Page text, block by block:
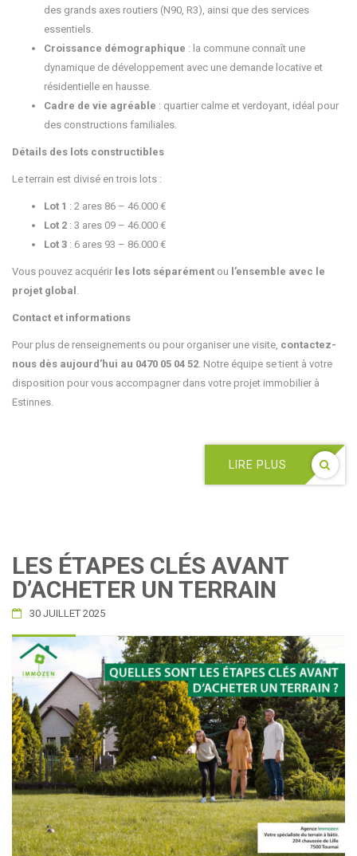
des grands axes routiers (N90, R3), ainsi que des services
essentiels.
Croissance démographique : la commune connaît une
dynamique de développement avec une demande locative et
résidentielle en hausse.
Cadre de vie agréable : quartier calme et verdoyant, idéal pour
des constructions familiales.
Détails des lots constructibles
Le terrain est divisé en trois lots :
Lot 1 : 2 ares 86 – 46.000 €
Lot 2 : 3 ares 09 – 46.000 €
Lot 3 : 6 ares 93 – 86.000 €
Vous pouvez acquérir les lots séparément ou l’ensemble avec le
projet global .
Contact et informations
Pour plus de renseignements ou pour organiser une visite, contactez-
nous dès aujourd’hui au 0470 05 04 52. Notre équipe se tient à votre
disposition pour vous accompagner dans votre projet immobilier à
Estinnes.
LIRE PLUS
LES ÉTAPES CLÉS AVANT
D’ACHETER UN TERRAIN
30 JUILLET 2025